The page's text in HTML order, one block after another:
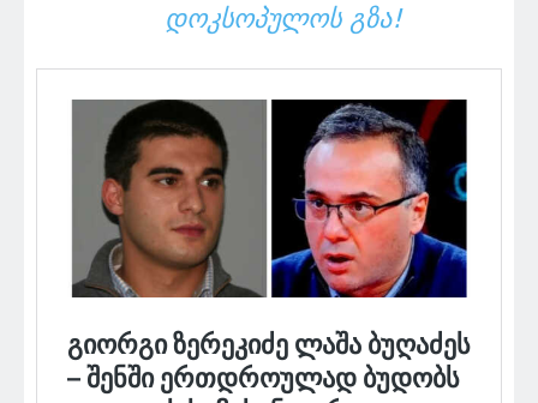
ᲓᲝᲙᲡᲝᲞᲣᲚᲝᲡ ᲒᲖᲐ!